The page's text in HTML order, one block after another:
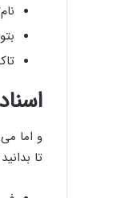
و اما
تا